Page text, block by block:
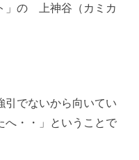
」の 上神谷（カミカ
引でないから向いてい
へ・・」ということで